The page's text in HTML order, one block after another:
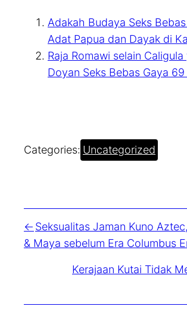
Adakah Budaya Seks
Adat Papua dan Dayak di
Raja Romawi selain Caligula
Doyan Seks Bebas Gaya 69
Categories: Uncategorized
Seksualitas Jaman Kuno
& Maya sebelum Era Columbus
Kerajaan Kutai Tidak